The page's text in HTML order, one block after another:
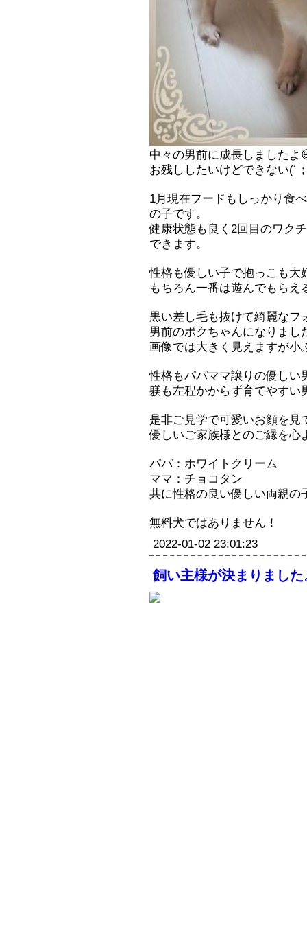
中々の男前に成長しましたよ
お残ししたいけどできない(´
1月現在フードもしっかり食
の子です。
健康状態も良く2回目のワク
できます。
性格も優しい子で抱っこも大
もちろん一番は遊んでもらえ
黒い差し毛も抜けて綺麗なフ
男前のボクちゃんになりまし
画像では大きく見えますが小
性格もパパママ譲りの優しい
躾も左程かからず育てやすい
是非ご見学で可愛いお顔を見
優しいご家族様とのご縁を心
パパ：ホワイトクリーム
ママ：チョコタン
共に性格の良い優しい両親の
無料犬ではありません！
2022-01-02 23:01:23
飼い主様が決まりました